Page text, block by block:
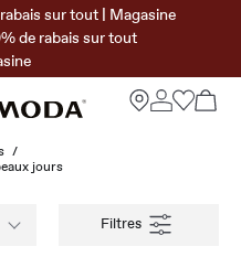
sur tout | Magasine
de rabais sur tout
jours